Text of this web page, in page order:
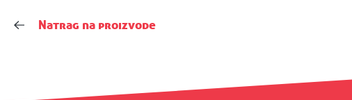
Natrag na proizvode